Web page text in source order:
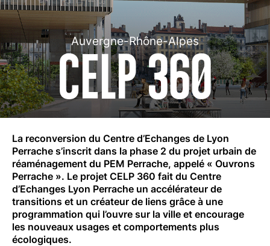
Auvergne-Rhône-Alpes
CELP 360
La reconversion du Centre d’Echanges de Lyon
Perrache s’inscrit dans la phase 2 du projet urbain de
réaménagement du PEM Perrache, appelé « Ouvrons
Perrache ». Le projet CELP 360 fait du Centre
d’Echanges Lyon Perrache un accélérateur de
transitions et un créateur de liens grâce à une
programmation qui l’ouvre sur la ville et encourage
les nouveaux usages et comportements plus
écologiques.